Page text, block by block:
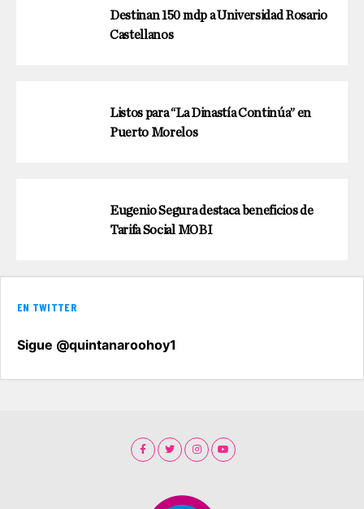
Destinan 150 mdp a Universidad Rosario
Castellanos
Listos para “La Dinastía Continúa” en
Puerto Morelos
Eugenio Segura destaca beneficios de
Tarifa Social MOBI
EN TWITTER
Sigue @quintanaroohoy1